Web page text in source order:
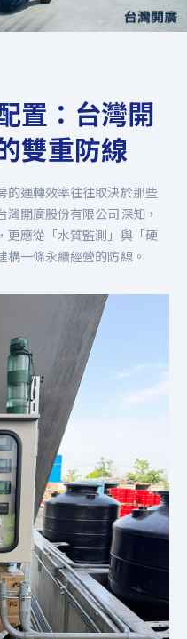
置：台灣開
雙重防線
的運轉效率往往取決於那些
開廣股份有限公司深知，
更應從「水質監測」與「硬
一條永續經營的防線。